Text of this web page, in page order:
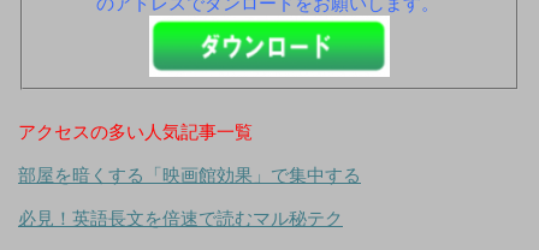
アクセスの多い人気記事一覧
部屋を暗くする「映画館効果」で集中する
必見！英語長文を倍速で読むマル秘テク